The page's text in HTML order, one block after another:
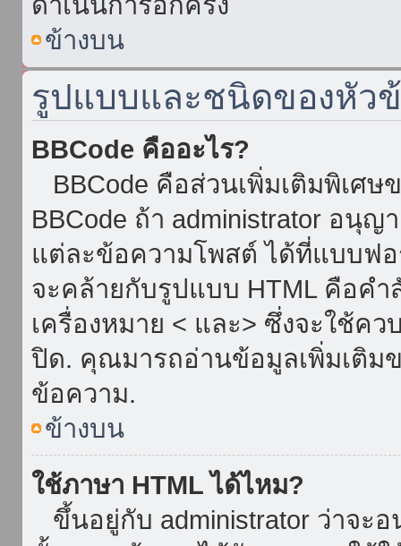
ข้างบน
รูปแบบและชนิดของหัว
BBCode คืออะไร?
BBCode คือส่วนเพิ่มเติมพิเศ
BBCode ถ้า administrator อนุ
แต่ละข้อความโพสต์ ได้ที่แบบฟ
จะคล้ายกับรูปแบบ HTML คือคำ
เครื่องหมาย < และ> ซึ่งจะใช้ค
ปิด. คุณมารถอ่านข้อมูลเพิ่มเติม
ข้อความ.
ข้างบน
ใช้ภาษา HTML ได้ไหม?
ขึ้นอยู่กับ administrator ว่าจะ